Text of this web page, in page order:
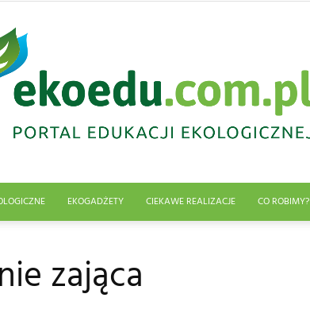
EKOGADŻETY CIEKAWE REALIZACJE CO ROBIMY?
zająca